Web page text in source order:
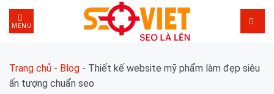
Skip
content
MENU
Trang chủ - Blog - Thiết kế website mỹ phẩm làm đẹp siêu
ấn tượng chuẩn seo